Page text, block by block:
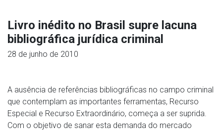
Livro inédito no Brasil supre lacuna
bibliográfica jurídica criminal
28 de junho de 2010
A ausência de referências bibliográficas no campo criminal
que contemplam as importantes ferramentas, Recurso
Especial e Recurso Extraordinário, começa a ser suprida.
Com o objetivo de sanar esta demanda do mercado